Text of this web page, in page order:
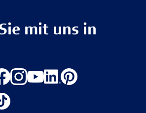
mit uns in